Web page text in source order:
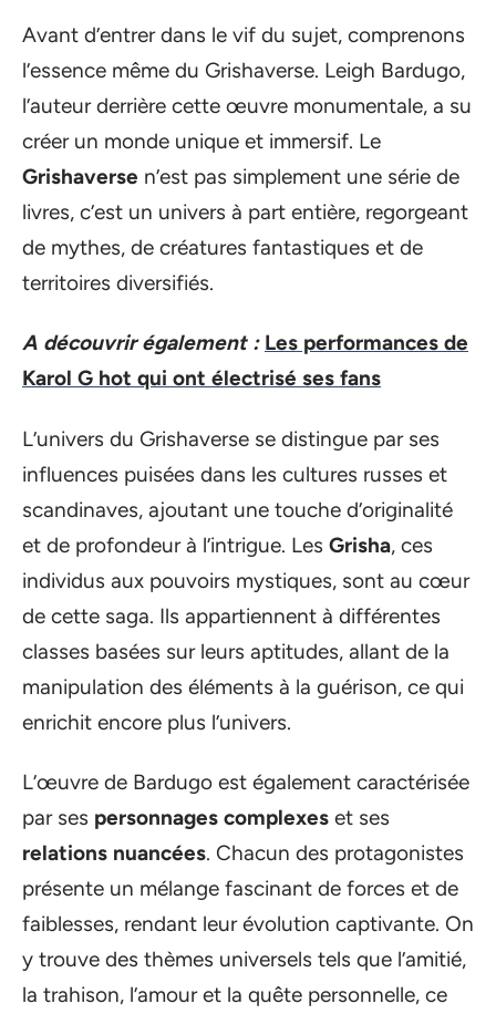
Avant d’entrer dans le vif du sujet, comprenons
l’essence même du Grishaverse. Leigh Bardugo,
l’auteur derrière cette œuvre monumentale, a su
créer un monde unique et immersif. Le
Grishaverse n’est pas simplement une série de
livres, c’est un univers à part entière, regorgeant
de mythes, de créatures fantastiques et de
territoires diversifiés.
A découvrir également : Les performances de
Karol G hot qui ont électrisé ses fans
L’univers du Grishaverse se distingue par ses
influences puisées dans les cultures russes et
scandinaves, ajoutant une touche d’originalité
et de profondeur à l’intrigue. Les Grisha, ces
individus aux pouvoirs mystiques, sont au cœur
de cette saga. Ils appartiennent à différentes
classes basées sur leurs aptitudes, allant de la
manipulation des éléments à la guérison, ce qui
enrichit encore plus l’univers.
L’œuvre de Bardugo est également caractérisée
par ses personnages complexes et ses
relations nuancées. Chacun des protagonistes
présente un mélange fascinant de forces et de
faiblesses, rendant leur évolution captivante. On
y trouve des thèmes universels tels que l’amitié,
la trahison, l’amour et la quête personnelle, ce